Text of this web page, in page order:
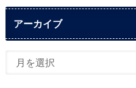
アーカイブ